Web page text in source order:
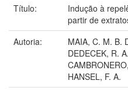
Título:
Indução à
partir de
Autoria:
MAIA, C. M. B.
DEDECEK, R. A.
HANSEL, F. A.